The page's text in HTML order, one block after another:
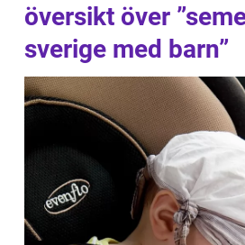
översikt över
sverige med barn”